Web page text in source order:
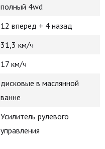
полный 4wd
12 вперед + 4 назад
31,3 км/ч
17 км/ч
дисковые в маслянной
ванне
Усилитель рулевого
управления